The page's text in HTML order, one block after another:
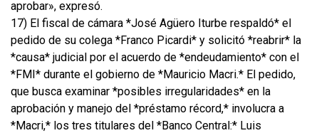
aprobar», expresó.
17) El fiscal de cámara *José Agüero Iturbe respaldó* el
pedido de su colega *Franco Picardi* y solicitó *reabrir* la
*causa* judicial por el acuerdo de *endeudamiento* con el
*FMI* durante el gobierno de *Mauricio Macri.* El pedido,
que busca examinar *posibles irregularidades* en la
aprobación y manejo del *préstamo récord,* involucra a
*Macri,* los tres titulares del *Banco Central:* Luis